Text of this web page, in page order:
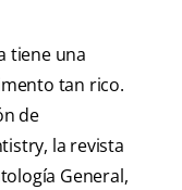
tiene una
tan rico.
de
la revista
General,